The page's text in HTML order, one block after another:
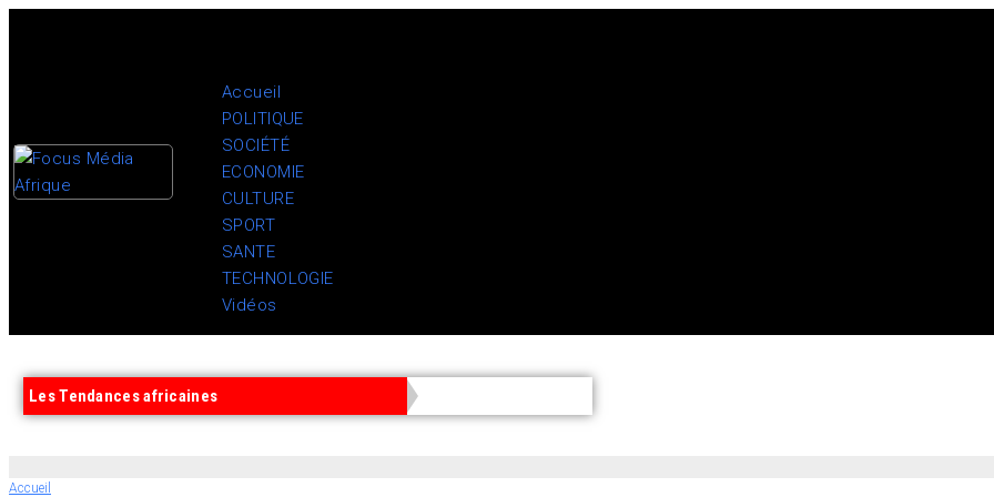
Accueil
POLITIQUE
SOCIÉTÉ
ECONOMIE
CULTURE
SPORT
SANTE
TECHNOLOGIE
Vidéos
Les Tendances africaines
Accueil